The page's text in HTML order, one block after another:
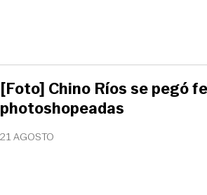
21 AGOSTO
[Foto] Chino Ríos se pegó
photoshopeadas